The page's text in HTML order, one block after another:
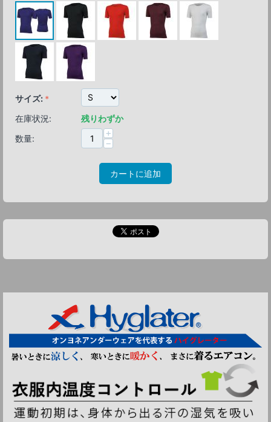
サイズ:
在庫状況:
残りわずか
数量:
+
−
カートに追加